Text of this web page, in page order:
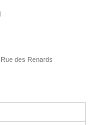
des Renards